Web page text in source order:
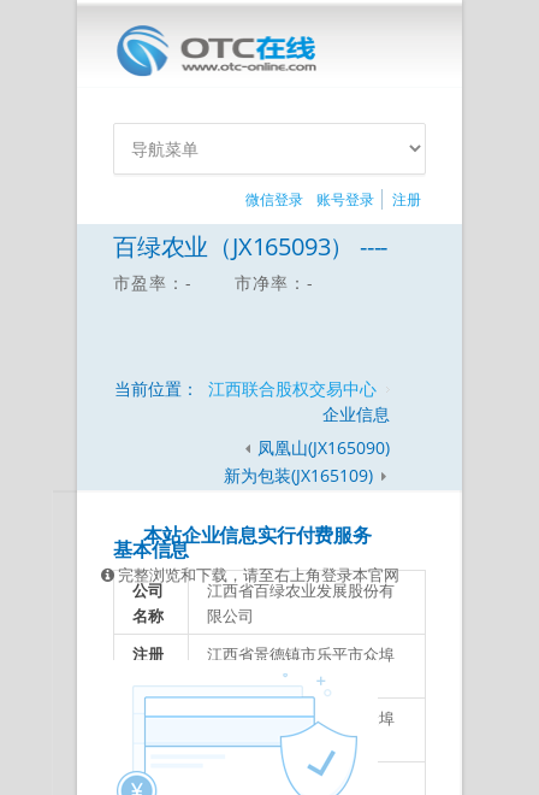
微信登录 账号登录 注册
百绿农业（JX165093） ----
市盈率：- 市净率：-
当前位置：
江西联合股权交易中心
企业信息
凤凰山(JX165090)
新为包装(JX165109)
基本信息
公司
名称
江西省百绿农业发展股份有
限公司
注册
江西省景德镇市乐平市众埠
办公
地址
江西省景德镇市乐平市众埠
镇莲塘村
法定
本站企业信息实行付费服务
完整浏览和下载，请至右上角登录本官网